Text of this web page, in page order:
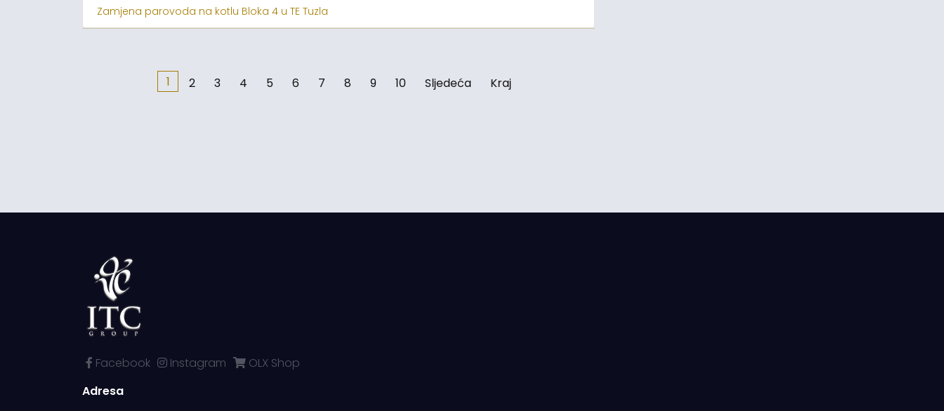
Zamjena parovoda na kotlu Bloka 4 u TE Tuzla
1 2 3 4 5 6 7 8 9 10 Sljedeća Kraj
Facebook Instagram
OLX Shop
Adresa